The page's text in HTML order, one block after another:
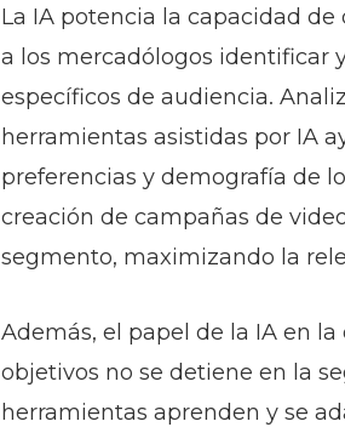
La IA potencia la capacidad
a los mercadólogos identificar
específicos de audiencia.
herramientas asistidas por IA
preferencias y demografía de
creación de campañas de
segmento, maximizando la
Además, el papel de la IA en
objetivos no se detiene en la
herramientas aprenden y se